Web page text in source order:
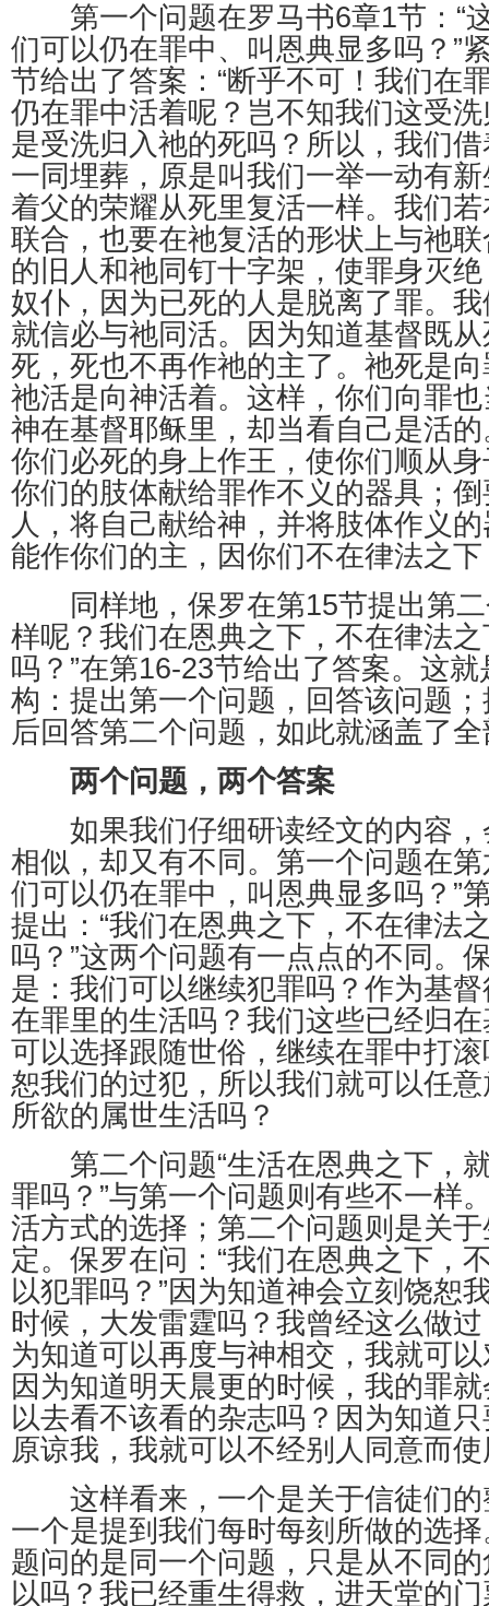
第一个问题在罗马书6章1节：“
们可以仍在罪中、叫恩典显多吗？”
节给出了答案：“断乎不可！我们在
仍在罪中活着呢？岂不知我们这受
是受洗归入祂的死吗？所以，我们
一同埋葬，原是叫我们一举一动有
着父的荣耀从死里复活一样。我们
联合，也要在祂复活的形状上与祂
的旧人和祂同钉十字架，使罪身灭
奴仆，因为已死的人是脱离了罪。
就信必与祂同活。因为知道基督既
死，死也不再作祂的主了。祂死是
祂活是向神活着。这样，你们向罪
神在基督耶稣里，却当看自己是活
你们必死的身上作王，使你们顺从
你们的肢体献给罪作不义的器具；
人，将自己献给神，并将肢体作义
能作你们的主，因你们不在律法之
同样地，保罗在第15节提出第二
样呢？我们在恩典之下，不在律法
吗？”在第16-23节给出了答案。这
构：提出第一个问题，回答该问题
后回答第二个问题，如此就涵盖了
两个问题，两个答案
如果我们仔细研读经文的内容，
相似，却又有不同。第一个问题在
们可以仍在罪中，叫恩典显多吗？”
提出：“我们在恩典之下，不在律法
吗？”这两个问题有一点点的不同。
是：我们可以继续犯罪吗？作为基
在罪里的生活吗？我们这些已经归
可以选择跟随世俗，继续在罪中打
恕我们的过犯，所以我们就可以任
所欲的属世生活吗？
第二个问题“生活在恩典之下，
罪吗？”与第一个问题则有些不一样
活方式的选择；第二个问题则是关
定。保罗在问：“我们在恩典之下，
以犯罪吗？”因为知道神会立刻饶恕
时候，大发雷霆吗？我曾经这么做
为知道可以再度与神相交，我就可
因为知道明天晨更的时候，我的罪
以去看不该看的杂志吗？因为知道
原谅我，我就可以不经别人同意而
这样看来，一个是关于信徒们的
一个是提到我们每时每刻所做的选
题问的是同一个问题，只是从不同
以吗？我已经重生得救，进天堂的